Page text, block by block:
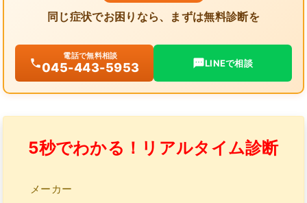
同じ症状でお困りなら、まずは無料診断を
電話で無料相談
045-443-5953 LINEで相談
5秒でわかる！リアルタイム診断
メーカー